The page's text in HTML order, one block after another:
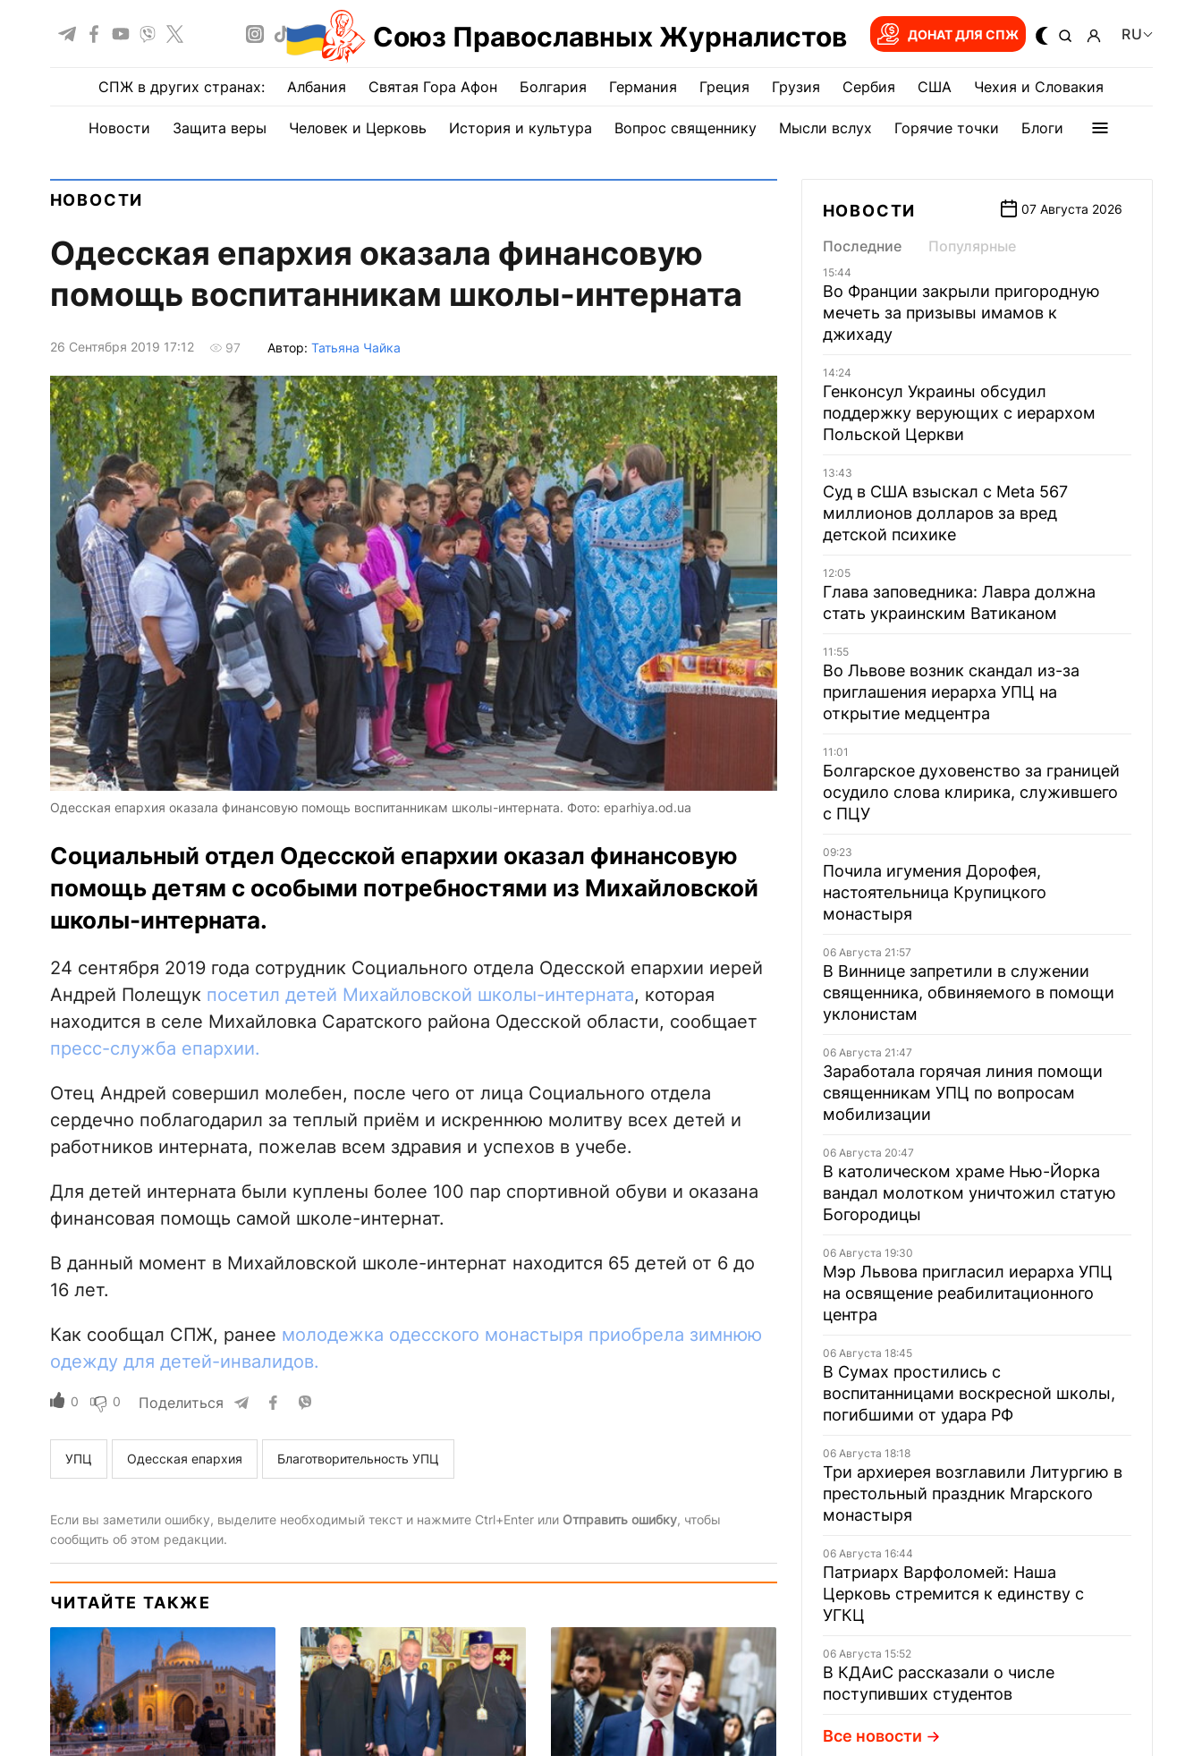
Союз Православных Журналистов ДОНАТ ДЛЯ СПЖ RU
СПЖ в других странах: Албания Святая Гора Афон Болгария Германия Греция Грузия Сербия США Чехия и Словакия
Новости Защита веры Человек и Церковь История и культура Вопрос священнику Мысли вслух Горячие точки Блоги
НОВОСТИ
Одесская епархия оказала финансовую
помощь воспитанникам школы-интерната
26 Сентября 2019 17:12 97 Автор: Татьяна Чайка
Одесская епархия оказала финансовую помощь воспитанникам школы-интерната. Фото: eparhiya.od.ua
Социальный отдел Одесской епархии оказал финансовую
помощь детям с особыми потребностями из Михайловской
школы-интерната.
24 сентября 2019 года сотрудник Социального отдела Одесской епархии иерей
Андрей Полещук посетил детей Михайловской школы-интерната, которая
находится в селе Михайловка Саратского района Одесской области, сообщает
пресс-служба епархии.
Отец Андрей совершил молебен, после чего от лица Социального отдела
сердечно поблагодарил за теплый приём и искреннюю молитву всех детей и
работников интерната, пожелав всем здравия и успехов в учебе.
Для детей интерната были куплены более 100 пар спортивной обуви и оказана
финансовая помощь самой школе-интернат.
В данный момент в Михайловской школе-интернат находится 65 детей от 6 до
16 лет.
Как сообщал СПЖ, ранее молодежка одесского монастыря приобрела зимнюю
одежду для детей-инвалидов.
0 0 Поделиться
УПЦ Одесская епархия Благотворительность УПЦ
Если вы заметили ошибку, выделите необходимый текст и нажмите Ctrl+Enter или Отправить ошибку, чтобы
сообщить об этом редакции.
ЧИТАЙТЕ ТАКЖЕ
НОВОСТИ 07 Августа 2026
Последние Популярные
15:44
Во Франции закрыли пригородную
мечеть за призывы имамов к
джихаду
14:24
Генконсул Украины обсудил
поддержку верующих с иерархом
Польской Церкви
13:43
Суд в США взыскал с Meta 567
миллионов долларов за вред
детской психике
12:05
Глава заповедника: Лавра должна
стать украинским Ватиканом
11:55
Во Львове возник скандал из-за
приглашения иерарха УПЦ на
открытие медцентра
11:01
Болгарское духовенство за границей
осудило слова клирика, служившего
с ПЦУ
09:23
Почила игумения Дорофея,
настоятельница Крупицкого
монастыря
06 Августа 21:57
В Виннице запретили в служении
священника, обвиняемого в помощи
уклонистам
06 Августа 21:47
Заработала горячая линия помощи
священникам УПЦ по вопросам
мобилизации
06 Августа 20:47
В католическом храме Нью-Йорка
вандал молотком уничтожил статую
Богородицы
06 Августа 19:30
Мэр Львова пригласил иерарха УПЦ
на освящение реабилитационного
центра
06 Августа 18:45
В Сумах простились с
воспитанницами воскресной школы,
погибшими от удара РФ
06 Августа 18:18
Три архиерея возглавили Литургию в
престольный праздник Мгарского
монастыря
06 Августа 16:44
Патриарх Варфоломей: Наша
Церковь стремится к единству с
УГКЦ
06 Августа 15:52
В КДАиС рассказали о числе
поступивших студентов
Все новости